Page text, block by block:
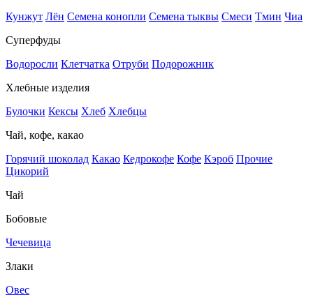
Кунжут Лён Семена конопли Семена тыквы Смеси Тмин Чиа
Суперфуды
Водоросли Клетчатка Отруби Подорожник
Хлебные изделия
Булочки Кексы Хлеб Хлебцы
Чай, кофе, какао
Горячий шоколад Какао Кедрокофе Кофе Кэроб Прочие
Цикорий
Чай
Бобовые
Чечевица
Злаки
Овес